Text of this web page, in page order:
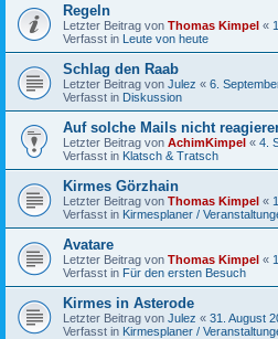
Regeln
Letzter Beitrag von Thomas Kimpel «
Verfasst in Leute von heute
Schlag den Raab
Letzter Beitrag von Julez « 6.
Verfasst in Diskussion
Auf solche Mails nicht
Letzter Beitrag von AchimKimpel « 4.
Verfasst in Klatsch & Tratsch
Kirmes Görzhain
Letzter Beitrag von Thomas Kimpel «
Verfasst in Kirmesplaner /
Avatare
Letzter Beitrag von Thomas Kimpel «
Verfasst in Für den ersten Besuch
Kirmes in Asterode
Letzter Beitrag von Julez « 31. August
Verfasst in Kirmesplaner /